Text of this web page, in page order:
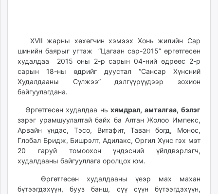
tovch.mn
ikon.mn
mnb.mn
Livetv.mn
Eguur.mn
shuud.mn
eagle.mn
ergelt.mn
zarig.mn
today.mn
mminfo.mn
XVII жарны хөхөгчин хэмээх Хонь жилийн Сар
шинийн баярыг угтаж “Цагаан сар-2015” өргөтгөсөн
худалдаа 2015 оны 2-р сарын 04-ний өдрөөс 2-р
сарын 18-ны өдрийг дуустал “Сансар Хүнсний
Худалдааны Сүлжээ” дэлгүүрүүдээр зохион
байгуулагдана.
Өргөтгөсөн худалдаа нь хямдрал, амталгаа, бэлэг
зэрэг урамшуулалтай байх ба Алтан Жолоо Импекс,
Арвайн үндэс, Тэсо, Витафит, Таван богд, Монос,
Глобал Бридж, Бишрэлт, Адилакс, Оргил Хүнс гэх мэт
20 гаруй томоохон үндэсний үйлдвэрлэгч,
худалдааны байгууллага оролцох юм.
Өргөтгөсөн худалдааны үеэр мах махан
бүтээгдэхүүн, бууз банш, сүү сүүн бүтээгдэхүүн,